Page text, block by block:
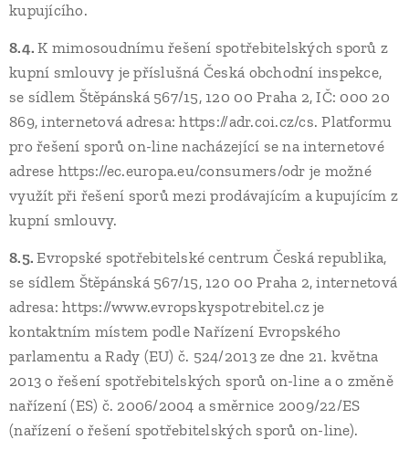
kupujícího.
8.4.K mimosoudnímu řešení spotřebitelských sporů z
kupní smlouvy je příslušná Česká obchodní inspekce,
se sídlem Štěpánská 567/15, 120 00 Praha 2, IČ: 000 20
869, internetová adresa: https://adr.coi.cz/cs. Platformu
pro řešení sporů on-line nacházející se na internetové
adrese https://ec.europa.eu/consumers/odr je možné
využít při řešení sporů mezi prodávajícím a kupujícím z
kupní smlouvy.
8.5.Evropské spotřebitelské centrum Česká republika,
se sídlem Štěpánská 567/15, 120 00 Praha 2, internetová
adresa: https://www.evropskyspotrebitel.cz je
kontaktním místem podle Nařízení Evropského
parlamentu a Rady (EU) č. 524/2013 ze dne 21. května
2013 o řešení spotřebitelských sporů on-line a o změně
nařízení (ES) č. 2006/2004 a směrnice 2009/22/ES
(nařízení o řešení spotřebitelských sporů on-line).